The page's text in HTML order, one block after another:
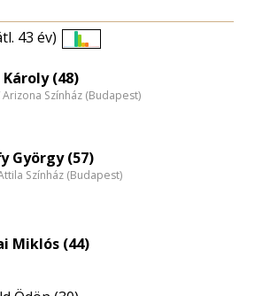
43 év)
nagyítása
Károly (48)
Arizona Színház (Budapest)
György (57)
Színház (Budapest)
Miklós (44)